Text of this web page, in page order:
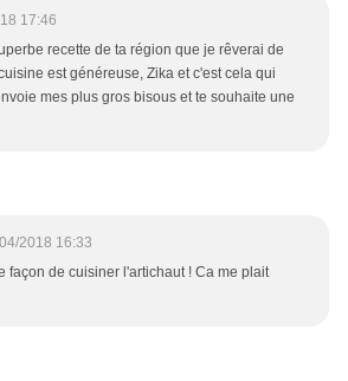
17:46
recette de ta région que je rêverai de
est généreuse, Zika et c'est cela qui
mes plus gros bisous et te souhaite une
2018 16:33
façon de cuisiner l'artichaut ! Ca me plait